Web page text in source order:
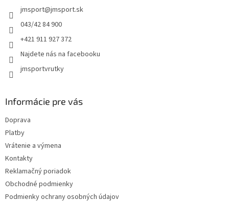
jmsport@jmsport.sk
043/42 84 900
+421 911 927 372
Najdete nás na facebooku
jmsportvrutky
Informácie pre vás
Doprava
Platby
Vrátenie a výmena
Kontakty
Reklamačný poriadok
Obchodné podmienky
Podmienky ochrany osobných údajov